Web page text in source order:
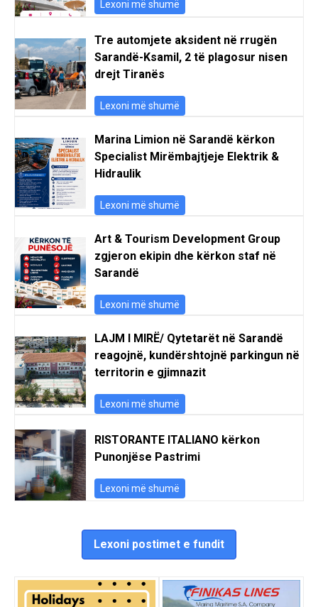
Lexoni më shumë
Tre automjete aksident në rrugën
Sarandë-Ksamil, 2 të plagosur nisen
drejt Tiranës
Lexoni më shumë
Marina Limion në Sarandë kërkon
Specialist Mirëmbajtjeje Elektrik &
Hidraulik
Lexoni më shumë
Art & Tourism Development Group
zgjeron ekipin dhe kërkon staf në
Sarandë
Lexoni më shumë
LAJM I MIRË/ Qytetarët në Sarandë
reagojnë, kundërshtojnë parkingun në
territorin e gjimnazit
Lexoni më shumë
RISTORANTE ITALIANO kërkon
Punonjëse Pastrimi
Lexoni më shumë
Lexoni postimet e fundit